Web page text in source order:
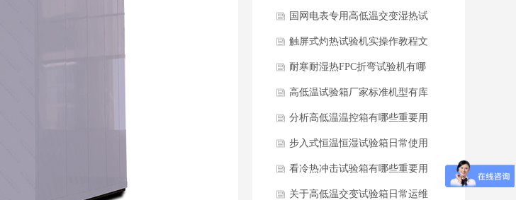
要做些维护保养？
国网电表专用高低温交变湿热试
验箱核心参数
触屏式灼热试验机实操作教程文
案
耐寒耐湿热FPC折弯试验机有哪
个厂家生产？
高低温试验箱厂家标准机型有库
存
分析高低温温控箱有哪些重要用
途？
步入式恒温恒湿试验箱日常使用
重要规范有哪些？
看冷热冲击试验箱有哪些重要用
途？
关于高低温交变试验箱日常运维